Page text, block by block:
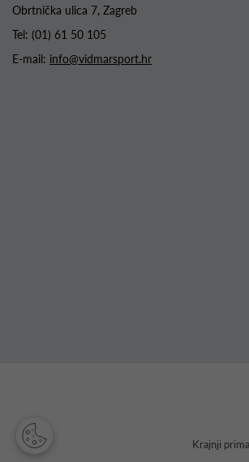
Obrtnička ulica 7, Zagreb
Tel: (01) 61 50 105
E-mail: info@vidmarsport.hr
Krajnji